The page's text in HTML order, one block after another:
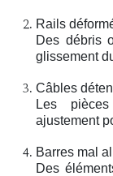
Rails
Des débris
glissement
Câbles
Les
ajustement
Barres mal
Des